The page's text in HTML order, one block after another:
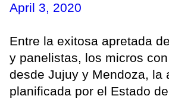
April 3, 2020
Entre la exitosa apretada
y panelistas, los micros
desde Jujuy y Mendoza, la
planificada por el Estado